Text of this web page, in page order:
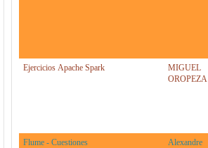
Ejercicios Apache Spark
MIGUEL
OROPEZA
Flume - Cuestiones
Alexandre